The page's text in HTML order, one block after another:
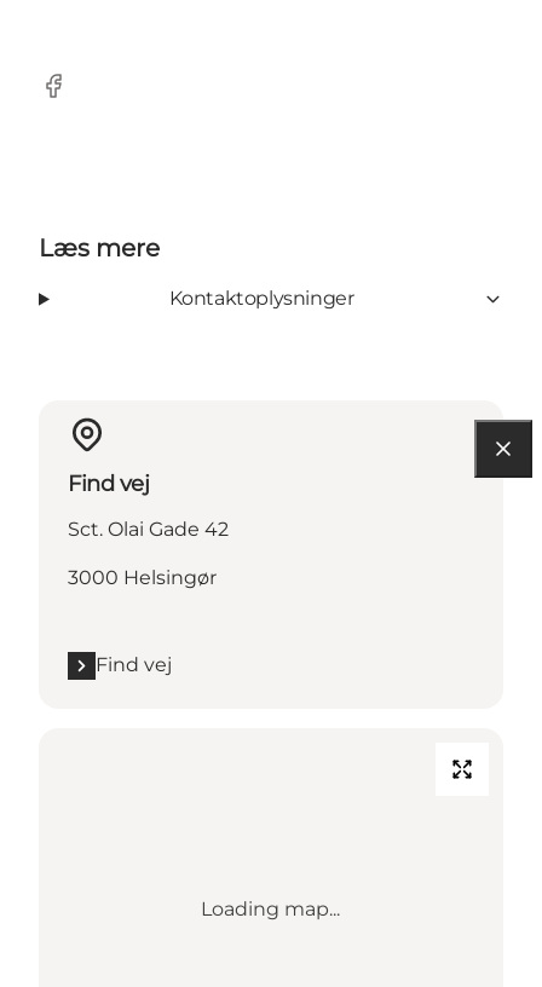
Facebook
Læs mere
Kontaktoplysninger
Find vej
Sct. Olai Gade 42
3000 Helsingør
Find vej
Loading map...